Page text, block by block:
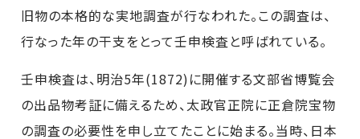
旧物の本格的な実地調査が行なわれた。この調査は、
行なった年の干支をとって壬申検査と呼ばれている。
壬申検査は、明治5年(1872)に開催する文部省博覧会
の出品物考証に備えるため、太政官正院に正倉院宝物
の調査の必要性を申し立てたことに始まる。当時、日本